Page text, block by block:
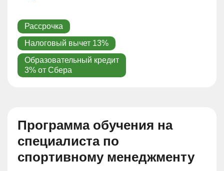
Рассрочка
Налоговый вычет 13%
Образовательный кредит
3% от Сбера
Программа обучения на
специалиста по
спортивному менеджменту